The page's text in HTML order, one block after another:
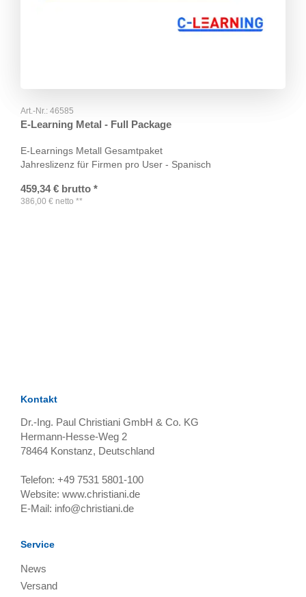
Art.-Nr.: 46585
E-Learning Metal - Full Package
E-Learnings Metall Gesamtpaket
Jahreslizenz für Firmen pro User - Spanisch
459,34 € brutto *
386,00 € netto **
Kontakt
Dr.-Ing. Paul Christiani GmbH & Co. KG
Hermann-Hesse-Weg 2
78464 Konstanz, Deutschland
Telefon: +49 7531 5801-100
Website: www.christiani.de
E-Mail: info@christiani.de
Service
News
Versand